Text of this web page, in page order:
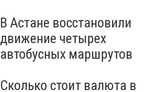
В Астане восстановили
движение четырех
автобусных маршрутов
Сколько стоит валюта в